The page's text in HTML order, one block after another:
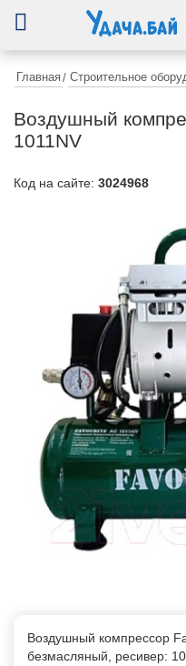
Главная/ Строительное
Воздушный
1011NV
Код на сайте: 3024968
Воздушный компрессор
безмасляный, ресивер: